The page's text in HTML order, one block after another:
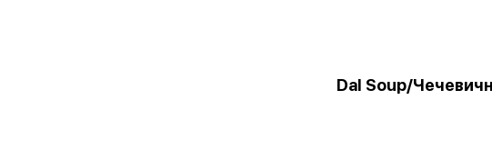
Dal Soup/